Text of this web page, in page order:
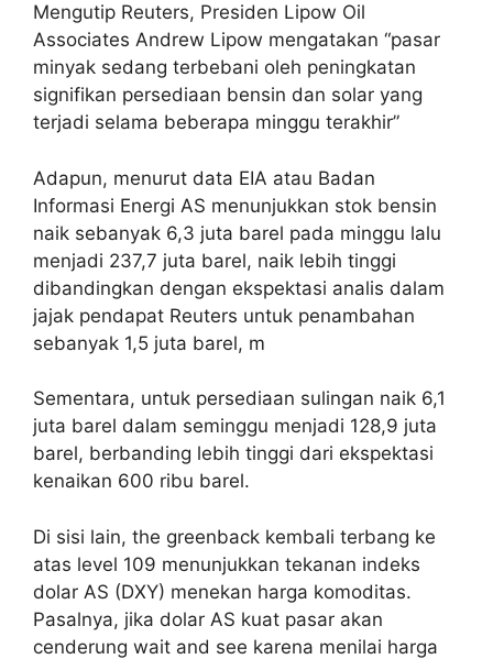
Mengutip Reuters, Presiden Lipow Oil
Associates Andrew Lipow mengatakan “pasar
minyak sedang terbebani oleh peningkatan
signifikan persediaan bensin dan solar yang
terjadi selama beberapa minggu terakhir”
Adapun, menurut data EIA atau Badan
Informasi Energi AS menunjukkan stok bensin
naik sebanyak 6,3 juta barel pada minggu lalu
menjadi 237,7 juta barel, naik lebih tinggi
dibandingkan dengan ekspektasi analis dalam
jajak pendapat Reuters untuk penambahan
sebanyak 1,5 juta barel, m
Sementara, untuk persediaan sulingan naik 6,1
juta barel dalam seminggu menjadi 128,9 juta
barel, berbanding lebih tinggi dari ekspektasi
kenaikan 600 ribu barel.
Di sisi lain, the greenback kembali terbang ke
atas level 109 menunjukkan tekanan indeks
dolar AS (DXY) menekan harga komoditas.
Pasalnya, jika dolar AS kuat pasar akan
cenderung wait and see karena menilai harga